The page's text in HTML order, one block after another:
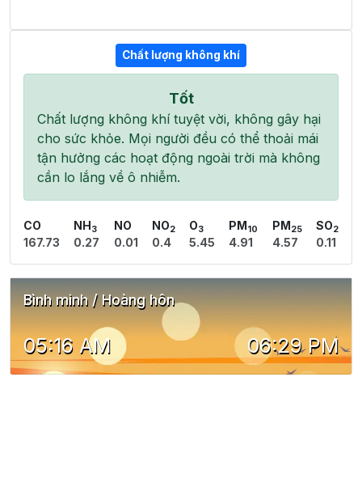
Chất lượng không khí
Tốt
Chất lượng không khí tuyệt vời, không gây hại
cho sức khỏe. Mọi người đều có thể thoải mái
tận hưởng các hoạt động ngoài trời mà không
cần lo lắng về ô nhiễm.
CO
167.73
NH 3
0.27
NO
0.01
NO2
0.4
O3
5.45
PM 10
4.91
PM 25
4.57
SO2
0.11
Bình minh / Hoàng hôn
05:16 AM 06:29 PM